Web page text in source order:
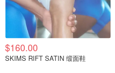
$160.00
SKIMS RIFT SATIN 缎面鞋